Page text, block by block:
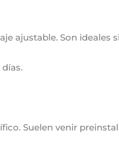
ajustable. Son
Suelen venir